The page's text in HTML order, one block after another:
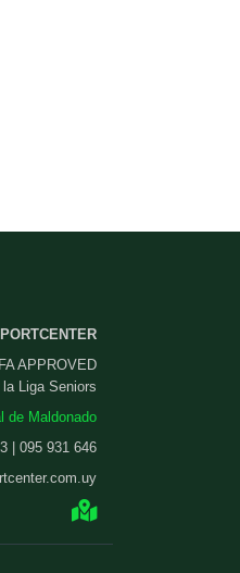
APPROVED
Liga Seniors
de Maldonado
| 095 931 646